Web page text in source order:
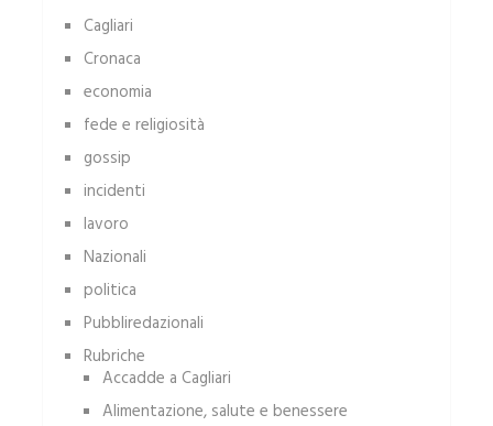
Cagliari
Cronaca
economia
fede e religiosità
gossip
incidenti
lavoro
Nazionali
politica
Pubbliredazionali
Rubriche
Accadde a Cagliari
Alimentazione, salute e benessere